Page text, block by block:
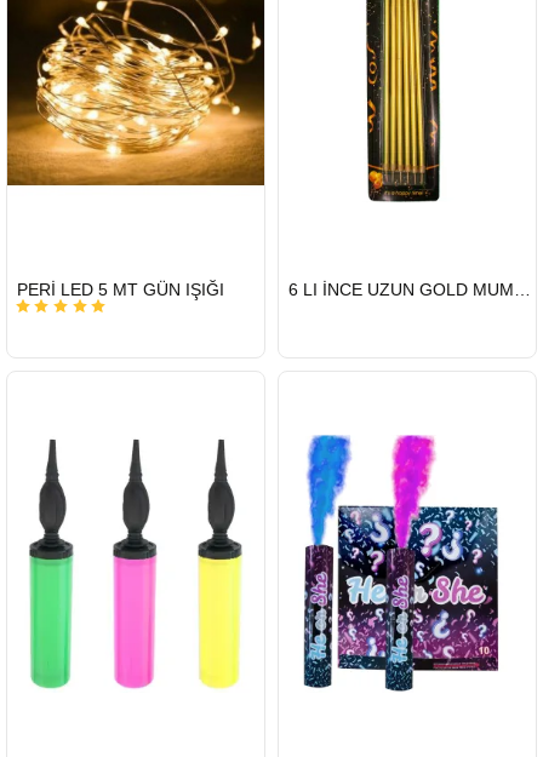
HIZLI
GÖNDERİ
PERİ LED 5 MT GÜN IŞIĞI
HIZLI
GÖNDERİ
6 LI İNCE UZUN GOLD MUM 15CM